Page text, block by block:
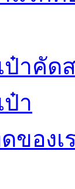
ป๋าคั
ป๋า
ของเ